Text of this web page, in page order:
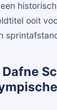
ooit